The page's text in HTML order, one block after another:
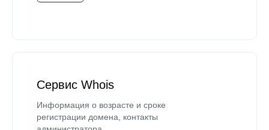
Сервис Whois
Информация о возрасте и сроке
регистрации домена, контакты